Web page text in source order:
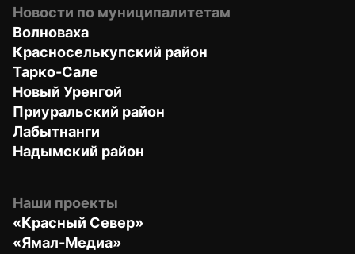
Новости по муниципалитетам
Волноваха
Красноселькупский район
Тарко-Сале
Новый Уренгой
Приуральский район
Лабытнанги
Надымский район
Наши проекты
«Красный Север»
«Ямал-Медиа»